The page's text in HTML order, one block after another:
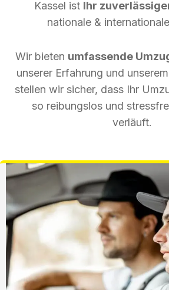
Kassel ist Ihr
nationale &
Wir bieten umfassende
unserer Erfahrung und
stellen wir sicher, dass Ihr
so reibungslos und
verläuft.